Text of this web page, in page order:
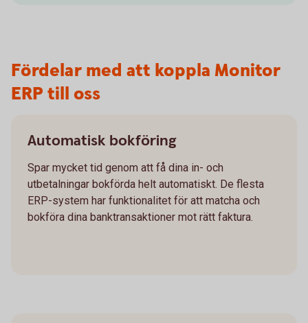
Fördelar med att koppla Monitor
ERP till oss
Automatisk bokföring
Spar mycket tid genom att få dina in- och
utbetalningar bokförda helt automatiskt. De flesta
ERP-system har funktionalitet för att matcha och
bokföra dina banktransaktioner mot rätt faktura.